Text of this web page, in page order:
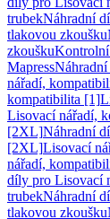
trubekNáhradní
tlakovou zkoušku
zkoušku
Mapress
nářadí,
kompatibilita [1]
Lisovací nářadí,
[2XL]Náhradní
[2XL]Lisovací
nářadí,
díly pro Lisovací
trubekNáhradní
tlakovou zkoušku